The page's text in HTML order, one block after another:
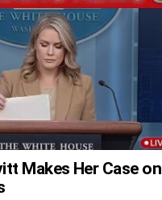
Makes Her Case on